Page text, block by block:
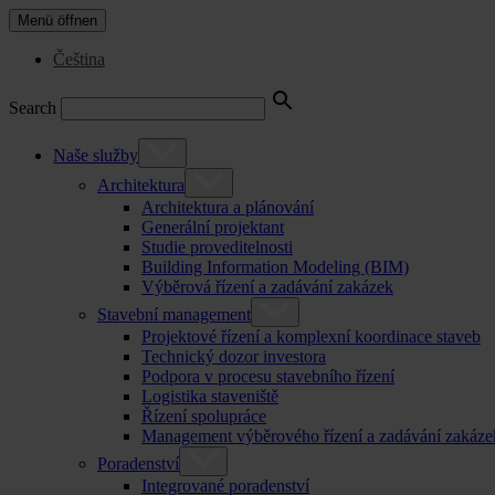
Menü öffnen
Čeština
Search
Naše služby
Architektura
Architektura a plánování
Generální projektant
Studie proveditelnosti
Building Information Modeling (BIM)
Výběrová řízení a zadávání zakázek
Stavební management
Projektové řízení a komplexní koordinace staveb
Technický dozor investora
Podpora v procesu stavebního řízení
Logistika staveniště
Řízení spolupráce
Management výběrového řízení a zadávání
Poradenství
Integrované poradenství